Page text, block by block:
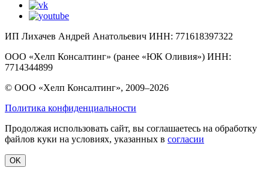
ИП Лихачев Андрей Анатольевич ИНН: 771618397322
ООО «Хелп Консалтинг» (ранее «ЮК Оливия») ИНН:
7714344899
© ООО «Хелп Консалтинг», 2009–2026
Политика конфиденциальности
Продолжая использовать сайт, вы соглашаетесь на обработку
файлов куки на условиях, указанных в согласии
OK